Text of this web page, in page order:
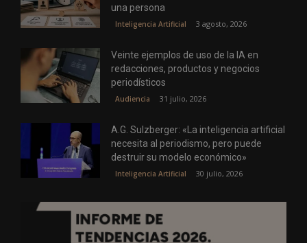
una persona
Inteligencia Artificial 3 agosto, 2026
Veinte ejemplos de uso de la IA en
redacciones, productos y negocios
periodísticos
Audiencia 31 julio, 2026
A.G. Sulzberger: «La inteligencia artificial
necesita al periodismo, pero puede
destruir su modelo económico»
Inteligencia Artificial 30 julio, 2026